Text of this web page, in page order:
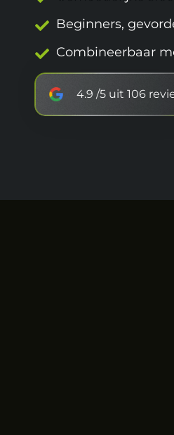
Beginners,
Combineerbaar
4.9 /5 uit 106